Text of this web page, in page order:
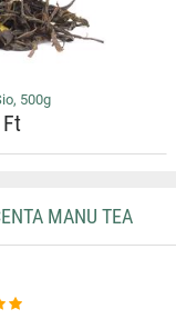
500g
MANU TEA